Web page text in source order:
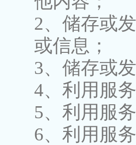
2、储存或
或信息；
3、储存或
4、利用服
5、利用服
6、利用服